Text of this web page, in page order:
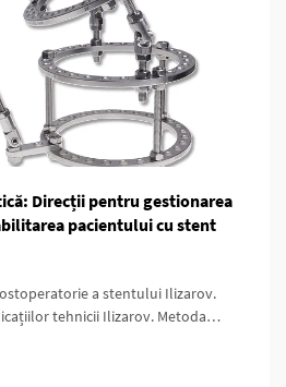
Direcții pentru gestionarea
pacientului cu stent
a stentului Ilizarov.
tehnicii Ilizarov. Metoda